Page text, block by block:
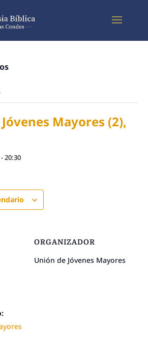
Mayores (2),
-20:30
ORGANIZADOR
Unión de Jóvenes Mayores